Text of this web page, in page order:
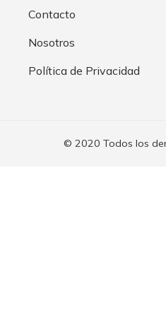
Contacto
Nosotros
Política de Privacidad
© 2020 Todos los